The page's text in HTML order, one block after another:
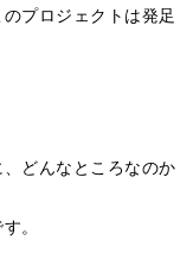
プロジェクトは発足
どんなところなのか
。